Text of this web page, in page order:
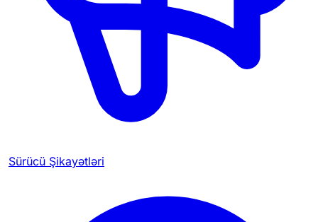
Sürücü Şikayətləri